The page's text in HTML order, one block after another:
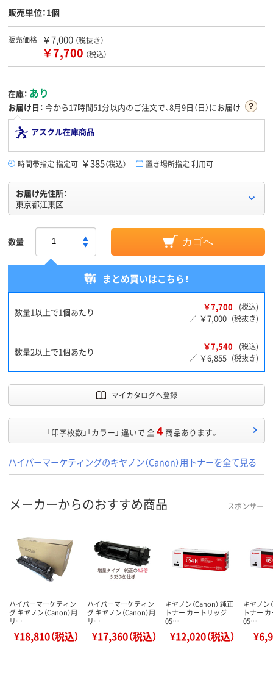
販売単位：1個
販売価格 ￥7,000 （税抜き）
￥7,700 （税込）
在庫： あり
お届け日： 今から17時間51分以内のご注文で、8月9日（日）にお届け
アスクル在庫商品
時間帯指定 指定可 ￥385（税込） 置き場所指定 利用可
お届け先住所：
東京都江東区
数量 カゴへ
まとめ買いはこちら！
数量1以上で1個あたり ￥7,700
(税込)
／ ￥7,000 (税抜き)
数量2以上で1個あたり ￥7,540
(税込)
／ ￥6,855 (税抜き)
マイカタログへ登録
「印字枚数」「カラー」 違いで 全4 商品あります。
ハイパーマーケティングのキヤノン（Canon）用トナーを全て見る
メーカーからのおすすめ商品 スポンサー
ハイパーマーケティン
グ キヤノン（Canon）用
リ…
¥18,810（税込）
ハイパーマーケティン
グ キヤノン（Canon）用
リ…
¥17,360（税込）
キヤノン（Canon） 純正
トナー カートリッジ
05…
¥12,020（税込）
キヤノン
トナー
05…